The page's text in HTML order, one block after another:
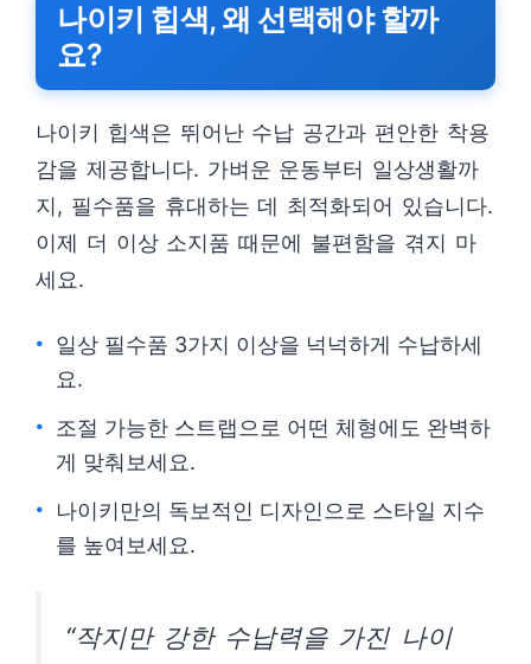
나이키 힙색, 왜 선택해야 할까
요?
나이키 힙색은 뛰어난 수납 공간과 편안한 착용
감을 제공합니다. 가벼운 운동부터 일상생활까
지, 필수품을 휴대하는 데 최적화되어 있습니다.
이제 더 이상 소지품 때문에 불편함을 겪지 마
세요.
일상 필수품 3가지 이상을 넉넉하게 수납하세
요.
조절 가능한 스트랩으로 어떤 체형에도 완벽하
게 맞춰보세요.
나이키만의 독보적인 디자인으로 스타일 지수
를 높여보세요.
“작지만 강한 수납력을 가진 나이